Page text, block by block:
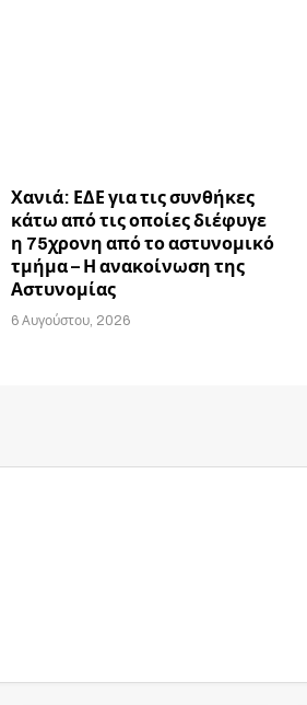
Χανιά: ΕΔΕ για τις συνθήκες
κάτω από τις οποίες διέφυγε
η 75χρονη από το αστυνομικό
τμήμα – Η ανακοίνωση της
Αστυνομίας
6 Αυγούστου, 2026